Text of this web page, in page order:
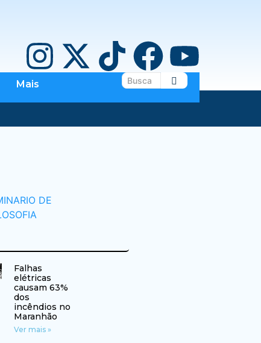
Mais
Falhas
elétricas
causam 63%
dos
incêndios no
Maranhão
Ver mais »